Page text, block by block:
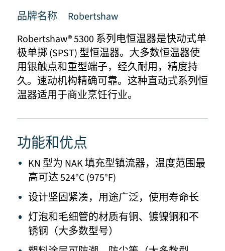
品牌名称
Robertshaw
Robertshaw® 5300 系列电恒温器是快动式单
极单掷 (SPST) 型恒温器。大多数恒温器使
用银触点和重型端子，经久耐用，精度持
久。速动机构精确可靠。这种直动式系列恒
温器适用于商业烹饪行业。
功能和优点
KN 型为 NAK 填充型镇流器，温度范围最
高可达 524°C (975°F)
设计坚固紧凑，用途广泛，使用寿命长
灯泡和毛细管的材质有铜、镀镍铜和不
锈钢（大多数型号）